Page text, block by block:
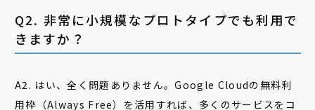
Q2. 非常に小規模なプロトタイプでも利用で
きますか？
A2. はい、全く問題ありません。Google Cloudの無料利
用枠（Always Free）を活用すれば、多くのサービスをコ